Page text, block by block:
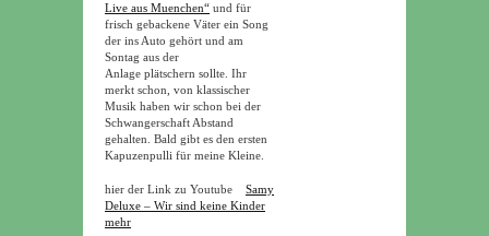
Live aus Muenchen“ und für
frisch gebackene Väter ein Song
der ins Auto gehört und am
Sontag aus der
Anlage plätschern sollte. Ihr
merkt schon, von klassischer
Musik haben wir schon bei der
Schwangerschaft Abstand
gehalten. Bald gibt es den ersten
Kapuzenpulli für meine Kleine.
hier der Link zu Youtube Samy
Deluxe – Wir sind keine Kinder
mehr